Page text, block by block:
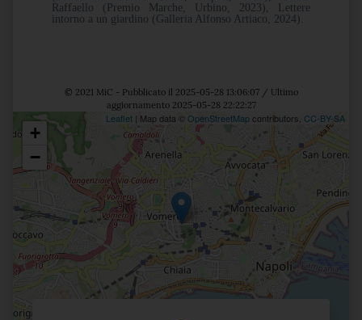
Raffaello (Premio Marche, Urbino, 2023), Lettere
intorno a un giardino (Galleria Alfonso Artiaco, 2024).
© 2021 MiC - Pubblicato il 2025-05-28 13:06:07 / Ultimo
aggiornamento 2025-05-28 22:22:27
Posizione
+
−
Leaflet | Map data © OpenStreetMapcontributors, CC-BY-SA